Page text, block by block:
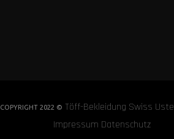
COPYRIGHT 2022 © Töff-Bekleidung Swiss Uster
Impressum Datenschutz